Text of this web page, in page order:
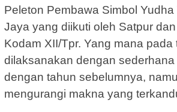
Peleton Pembawa Simbol
Jaya yang diikuti oleh Satpur
Kodam XII/Tpr. Yang mana pada
dilaksanakan dengan
dengan tahun sebelumnya,
mengurangi makna yang